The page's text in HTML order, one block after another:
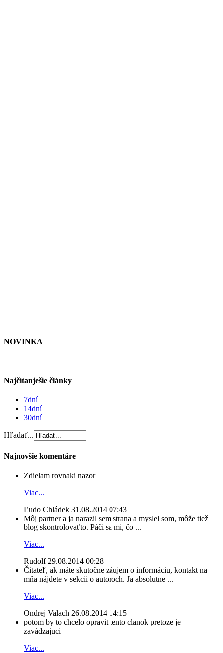
NOVINKA
Najčítanješie články
7dní
14dní
30dní
Hľadať...
Najnovšie komentáre
Zdielam rovnaki nazor
Viac...
Ľudo Chládek 31.08.2014 07:43
Môj partner a ja narazil sem strana a myslel som, môže tiež
blog skontrolovaťto. Páči sa mi, čo ...
Viac...
Rudolf 29.08.2014 00:28
Čitateľ, ak máte skutočne záujem o informáciu, kontakt na
mňa nájdete v sekcii o autoroch. Ja absolutne ...
Viac...
Ondrej Valach 26.08.2014 14:15
potom by to chcelo opravit tento clanok pretoze je
zavádzajuci
Viac...